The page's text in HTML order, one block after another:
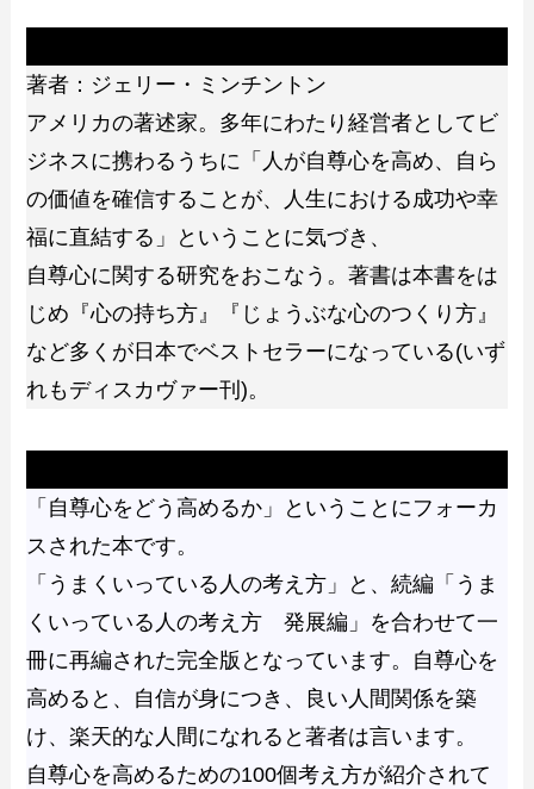
著者：ジェリー・ミンチントン
アメリカの著述家。多年にわたり経営者としてビ
ジネスに携わるうちに「人が自尊心を高め、自ら
の価値を確信することが、人生における成功や幸
福に直結する」ということに気づき、
自尊心に関する研究をおこなう。著書は本書をは
じめ『心の持ち方』『じょうぶな心のつくり方』
など多くが日本でベストセラーになっている(いず
れもディスカヴァー刊)。
「自尊心をどう高めるか」ということにフォーカ
スされた本です。
「うまくいっている人の考え方」と、続編「うま
くいっている人の考え方 発展編」を合わせて一
冊に再編された完全版となっています。自尊心を
高めると、自信が身につき、良い人間関係を築
け、楽天的な人間になれると著者は言います。
自尊心を高めるための100個考え方が紹介されて